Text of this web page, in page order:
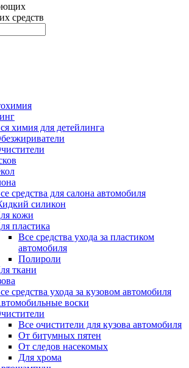
средств
химия для детейлинга
средства для салона автомобиля
силикон
кожи
пластика
Все средства ухода за пластиком
автомобиля
Полироли
ткани
средства ухода за кузовом автомобиля
воски
Все очистители для кузова автомобиля
От битумных пятен
От следов насекомых
Для хрома